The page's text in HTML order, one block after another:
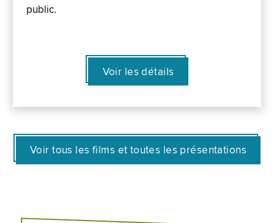
public.
Voir les détails
Voir tous les films et toutes les présentations